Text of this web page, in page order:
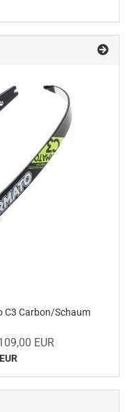
C3 Carbon/Schaum
EUR